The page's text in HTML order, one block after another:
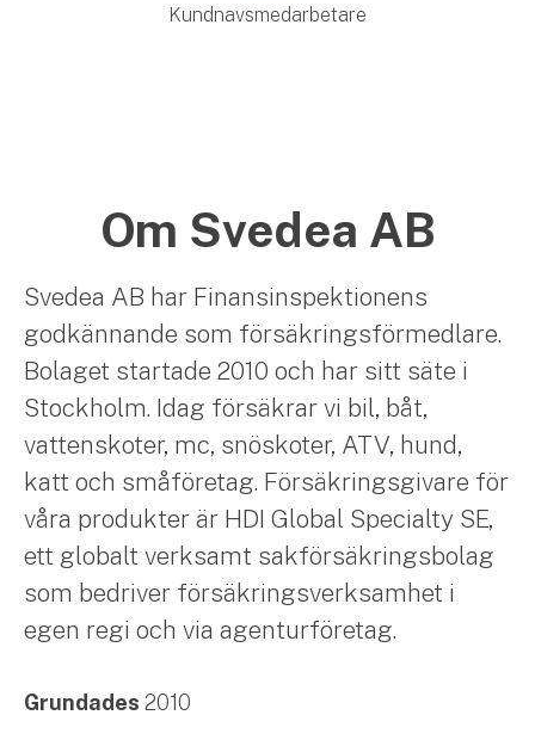
Kundnavsmedarbetare
Om Svedea AB
Svedea AB har Finansinspektionens
godkännande som försäkringsförmedlare.
Bolaget startade 2010 och har sitt säte i
Stockholm. Idag försäkrar vi bil, båt,
vattenskoter, mc, snöskoter, ATV, hund,
katt och småföretag. Försäkringsgivare för
våra produkter är HDI Global Specialty SE,
ett globalt verksamt sakförsäkringsbolag
som bedriver försäkringsverksamhet i
egen regi och via agenturföretag.
Grundades 2010